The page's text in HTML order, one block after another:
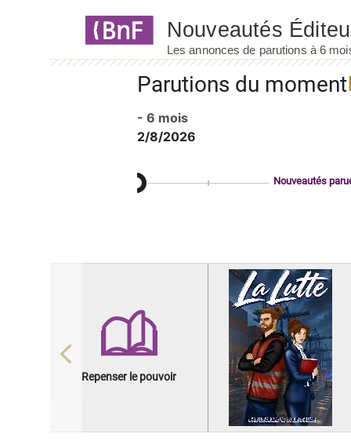
Parutions du moment
- 6 mois
2/8/2026
Nouveautés
Repenser le pouvoir
Previous